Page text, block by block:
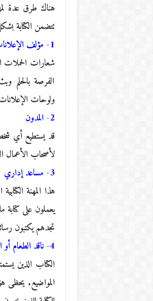
هناك طرق عدة
تتضمن الكتابة
1- مؤلف الإعلانات
شعارات الحملات
الفرصة بالحلم
ولوحات
2- المدون
قد يستطيع أي
لأصحاب الأعمال
3- مساعد إداري
هذا المهنة
يعملون على
تجدهم يكتبون
4- ناقد الطعام أو الأعمال الفنية
الكتاب الذين
المواضيع. يحظى